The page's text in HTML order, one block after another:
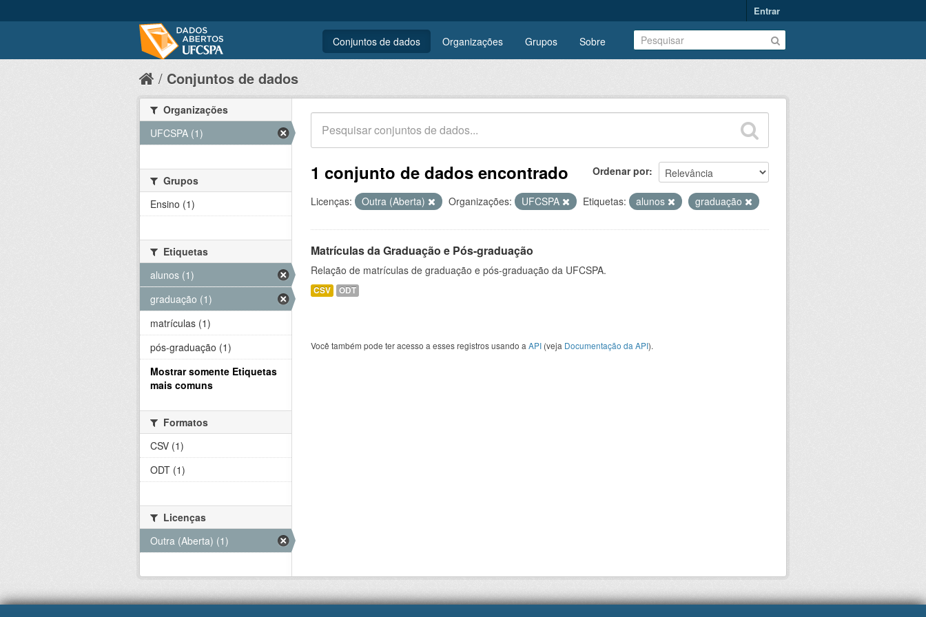
Entrar
Conjuntos de dados Organizações Grupos Sobre
Conjuntos de dados
Ordenar por
1 conjunto de dados encontrado
Licenças: Outra (Aberta) Organizações: UFCSPA Etiquetas: alunos graduação
Matrículas da Graduação e Pós-graduação
Relação de matrículas de graduação e pós-graduação da UFCSPA.
CSV ODT
Você também pode ter acesso a esses registros usando a API (veja Documentação da API).
Organizações
UFCSPA (1)
Grupos
Ensino (1)
Etiquetas
alunos (1)
graduação (1)
matrículas (1)
pós-graduação (1)
Mostrar somente Etiquetas
mais comuns
Formatos
CSV (1)
ODT (1)
Licenças
Outra (Aberta) (1)